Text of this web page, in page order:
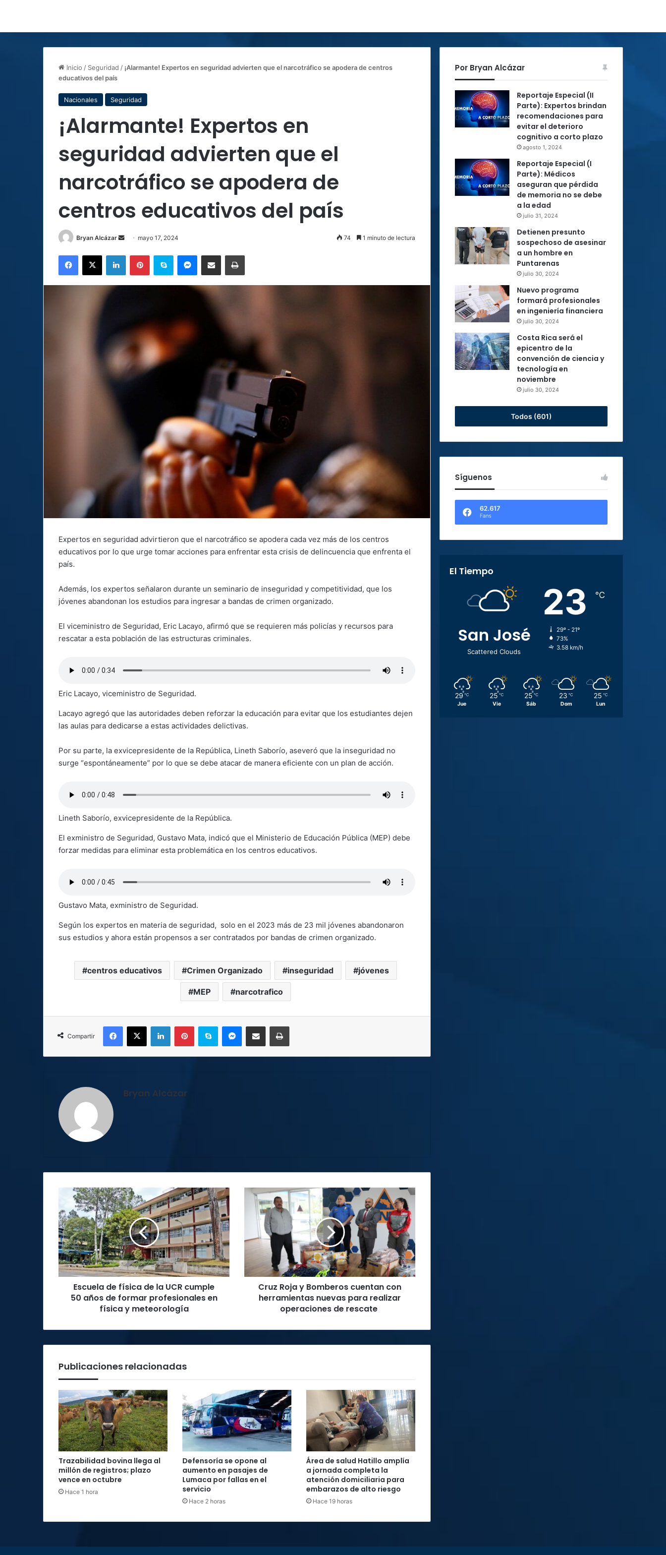
Inicio / Seguridad / ¡Alarmante! Expertos en seguridad advierten que el narcotráfico se apodera de centros
educativos del país
Nacionales Seguridad
¡Alarmante! Expertos en
seguridad advierten que el
narcotráfico se apodera de
centros educativos del país
Bryan Alcázar
Send
email
mayo 17, 2024 74 1 minuto de lectura
Facebook
X LinkedInPinterestSkype MessengerCompartir por correo electrónicoImprimir
Expertos en seguridad advirtieron que el narcotráfico se apodera cada vez más de los centros
educativos por lo que urge tomar acciones para enfrentar esta crisis de delincuencia que enfrenta el
país.
Además, los expertos señalaron durante un seminario de inseguridad y competitividad, que los
jóvenes abandonan los estudios para ingresar a bandas de crimen organizado.
El viceministro de Seguridad, Eric Lacayo, afirmó que se requieren más policías y recursos para
rescatar a esta población de las estructuras criminales.
Eric Lacayo, viceministro de Seguridad.
Lacayo agregó que las autoridades deben reforzar la educación para evitar que los estudiantes dejen
las aulas para dedicarse a estas actividades delictivas.
Por su parte, la exvicepresidente de la República, Lineth Saborío, aseveró que la inseguridad no
surge “espontáneamente” por lo que se debe atacar de manera eficiente con un plan de acción.
Lineth Saborío, exvicepresidente de la República.
El exministro de Seguridad, Gustavo Mata, indicó que el Ministerio de Educación Pública (MEP) debe
forzar medidas para eliminar esta problemática en los centros educativos.
Gustavo Mata, exministro de Seguridad.
Según los expertos en materia de seguridad, solo en el 2023 más de 23 mil jóvenes abandonaron
sus estudios y ahora están propensos a ser contratados por bandas de crimen organizado.
centros educativos Crimen Organizado inseguridad jóvenes
MEP narcotrafico
Compartir
Facebook
X LinkedInPinterestSkype MessengerCompartir por correo electrónicoImprimir
Bryan Alcázar
Escuela
física
de
la
UCR
cumple
50
años
formar
física
Escuela de física de la UCR cumple
50 años de formar profesionales en
física y meteorología
Cruz
Roja
Bomberos
cuentan
con
herramientas
nuevas
para
realizar
operaciones
Cruz Roja y Bomberos cuentan con
herramientas nuevas para realizar
operaciones de rescate
Publicaciones relacionadas
Trazabilidad bovina llega al
millón de registros; plazo
vence en octubre
Hace 1 hora
Defensoría se opone al
aumento en pasajes de
Lumaca por fallas en el
servicio
Hace 2 horas
Área de salud Hatillo amplía
a jornada completa la
atención domiciliaria para
embarazos de alto riesgo
Hace 19 horas
Por Bryan Alcázar
Reportaje Especial (II
Parte): Expertos brindan
recomendaciones para
evitar el deterioro
cognitivo a corto plazo
agosto 1, 2024
Reportaje Especial (I
Parte): Médicos
aseguran que pérdida
de memoria no se debe
a la edad
julio 31, 2024
Detienen presunto
sospechoso de asesinar
a un hombre en
Puntarenas
julio 30, 2024
Nuevo programa
formará profesionales
en ingeniería financiera
julio 30, 2024
Costa Rica será el
epicentro de la
convención de ciencia y
tecnología en
noviembre
julio 30, 2024
Todos (601)
Síguenos
62.617
Fans
El Tiempo
San José
Scattered Clouds
23 ℃
29º - 21º
73%
3.58 km/h
29 ℃
Jue
25 ℃
Vie
25 ℃
Sáb
23 ℃
Dom
25 ℃
Lun